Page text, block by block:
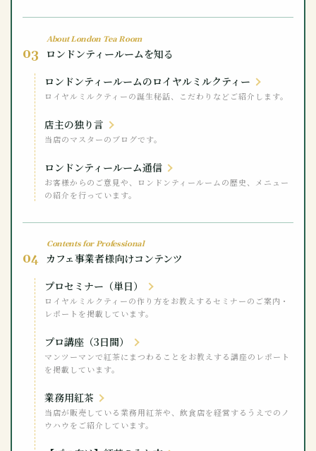
About London Tea Room
03
ロンドンティールームを知る
ロンドンティールームのロイヤルミルクティー
ロイヤルミルクティーの誕生秘話、こだわりなどご紹介します。
店主の独り言
当店のマスターのブログです。
ロンドンティールーム通信
お客様からのご意見や、ロンドンティールームの歴史、メニュー
の紹介を行っています。
Contents for Professional
04 カフェ事業者様向けコンテンツ
プロセミナー（単日）
ロイヤルミルクティーの作り方をお教えするセミナーのご案内・
レポートを掲載しています。
プロ講座（3日間）
マンツーマンで紅茶にまつわることをお教えする講座のレポート
を掲載しています。
業務用紅茶
当店が販売している業務用紅茶や、飲食店を経営するうえでのノ
ウハウをご紹介しています。